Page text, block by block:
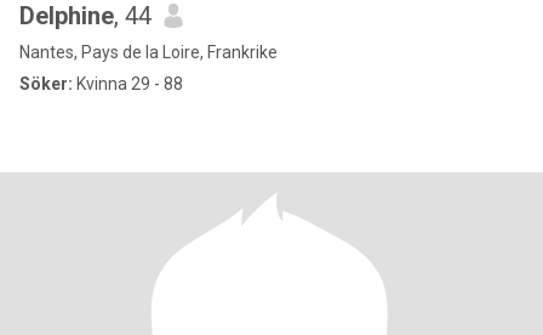
Delphine, 44
Nantes, Pays de la Loire, Frankrike
Söker: Kvinna 29 - 88